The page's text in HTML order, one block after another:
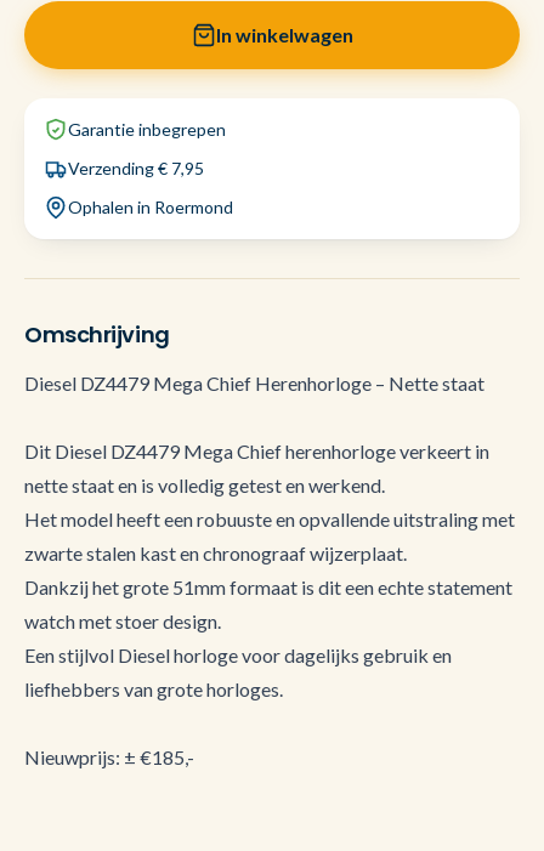
In winkelwagen
Garantie inbegrepen
Verzending € 7,95
Ophalen in Roermond
Omschrijving
Diesel DZ4479 Mega Chief Herenhorloge – Nette staat
Dit Diesel DZ4479 Mega Chief herenhorloge verkeert in
nette staat en is volledig getest en werkend.
Het model heeft een robuuste en opvallende uitstraling met
zwarte stalen kast en chronograaf wijzerplaat.
Dankzij het grote 51mm formaat is dit een echte statement
watch met stoer design.
Een stijlvol Diesel horloge voor dagelijks gebruik en
liefhebbers van grote horloges.
Nieuwprijs: ± €185,-